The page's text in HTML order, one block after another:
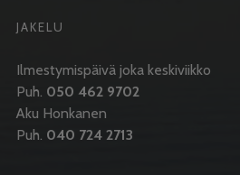
JAKELU
Ilmestymispäivä joka keskiviikko
Puh. 050 462 9702
Aku Honkanen
Puh. 040 724 2713